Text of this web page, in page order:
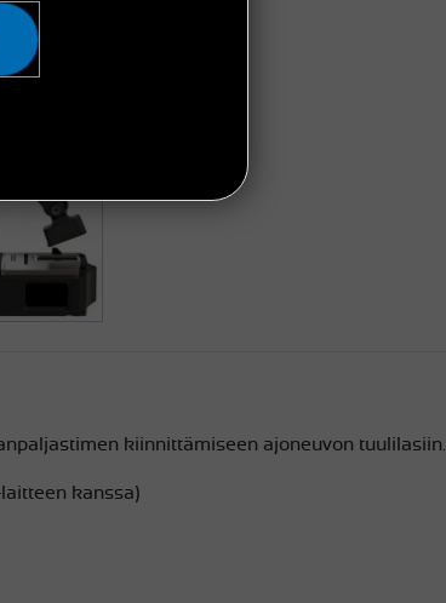
kiinnittämiseen ajoneuvon tuulilasiin.
kanssa)